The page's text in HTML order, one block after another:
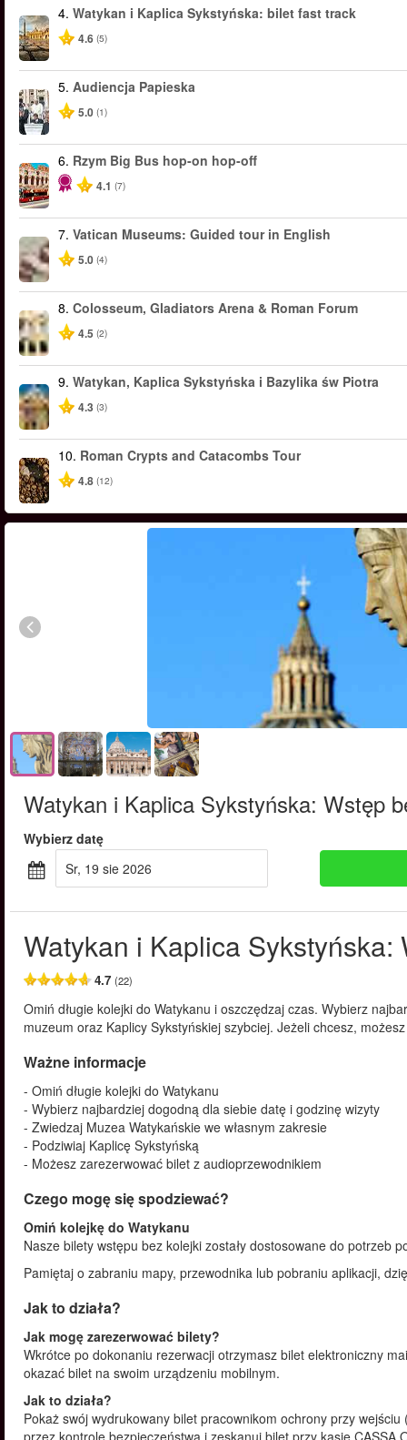
4. Watykan i Kaplica Sykstyńska: bilet fast track
4.6 (5)
5. Audiencja Papieska
5.0 (1)
6. Rzym Big Bus hop-on hop-off
4.1 (7)
7. Vatican Museums: Guided tour in English
5.0 (4)
8. Colosseum, Gladiators Arena & Roman Forum
4.5 (2)
9. Watykan, Kaplica Sykstyńska i Bazylika św Piotra
4.3 (3)
10. Roman Crypts and Catacombs Tour
4.8 (12)
Watykan i Kaplica Sykstyńska: Wstęp
Wybierz datę
sr, 19 sie 2026
Watykan i Kaplica Sykstyńska:
4.7 (22)
Omiń długie kolejki do Watykanu i oszczędzaj czas. Wybierz
muzeum oraz Kaplicy Sykstyńskiej szybciej. Jeżeli chcesz,
Ważne informacje
- Omiń długie kolejki do Watykanu
- Wybierz najbardziej dogodną dla siebie datę i godzinę wizyty
- Zwiedzaj Muzea Watykańskie we własnym zakresie
- Podziwiaj Kaplicę Sykstyńską
- Możesz zarezerwować bilet z audioprzewodnikiem
Czego mogę się spodziewać?
Omiń kolejkę do Watykanu
Nasze bilety wstępu bez kolejki zostały dostosowane do potrzeb
Pamiętaj o zabraniu mapy, przewodnika lub pobraniu aplikacji,
Jak to działa?
Jak mogę zarezerwować bilety?
Wkrótce po dokonaniu rezerwacji otrzymasz bilet elektroniczny
okazać bilet na swoim urządzeniu mobilnym.
Jak to działa?
Pokaż swój wydrukowany bilet pracownikom ochrony przy
przez kontrolę bezpieczeństwa i zeskanuj bilet przy kasie CASSA